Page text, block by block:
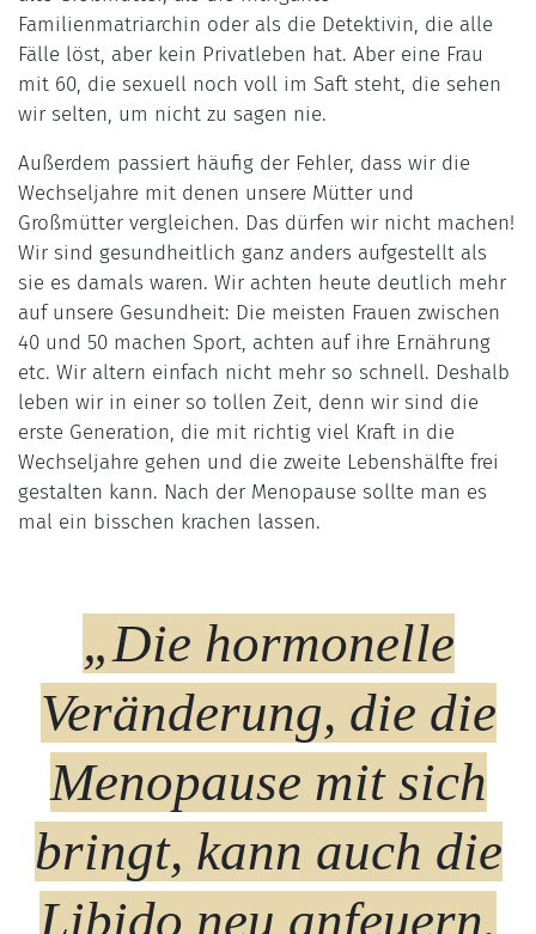
Familienmatriarchin oder als die Detektivin, die alle
Fälle löst, aber kein Privatleben hat. Aber eine Frau
mit 60, die sexuell noch voll im Saft steht, die sehen
wir selten, um nicht zu sagen nie.
Außerdem passiert häufig der Fehler, dass wir die
Wechseljahre mit denen unsere Mütter und
Großmütter vergleichen. Das dürfen wir nicht machen!
Wir sind gesundheitlich ganz anders aufgestellt als
sie es damals waren. Wir achten heute deutlich mehr
auf unsere Gesundheit: Die meisten Frauen zwischen
40 und 50 machen Sport, achten auf ihre Ernährung
etc. Wir altern einfach nicht mehr so schnell. Deshalb
leben wir in einer so tollen Zeit, denn wir sind die
erste Generation, die mit richtig viel Kraft in die
Wechseljahre gehen und die zweite Lebenshälfte frei
gestalten kann. Nach der Menopause sollte man es
mal ein bisschen krachen lassen.
„Die hormonelle
Veränderung, die die
Menopause mit sich
bringt, kann auch die
Libido neu anfeuern.